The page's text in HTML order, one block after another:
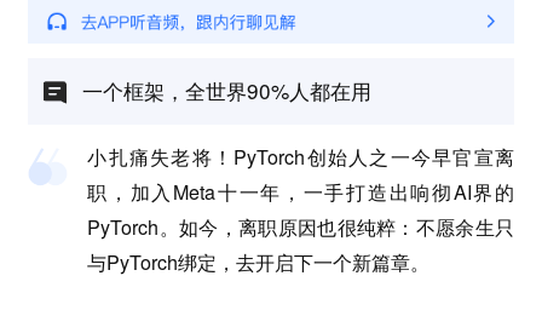
一个框架，全世界90%人都在用
小扎痛失老将！PyTorch创始人之一今早官宣离
职，加入Meta十一年，一手打造出响彻AI界的
PyTorch。如今，离职原因也很纯粹：不愿余生只
与PyTorch绑定，去开启下一个新篇章。